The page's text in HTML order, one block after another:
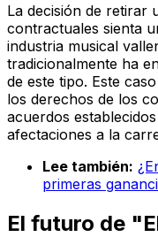
La decisión de retirar
contractuales sienta
industria musical
tradicionalmente ha
de este tipo. Este
los derechos de los
acuerdos
afectaciones a la
Lee también:
primeras
El futuro de